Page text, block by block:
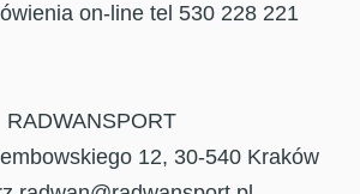
on-line tel 530 228 221
RADWANSPORT
12, 30-540 Kraków